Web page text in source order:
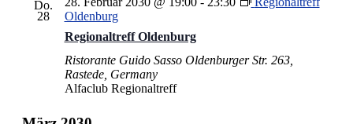
Do.
28
Regionaltreff Oldenburg
Oldenburg
Ristorante Guido Sasso Oldenburger Str. 263,
Rastede, Germany
Alfaclub Regionaltreff